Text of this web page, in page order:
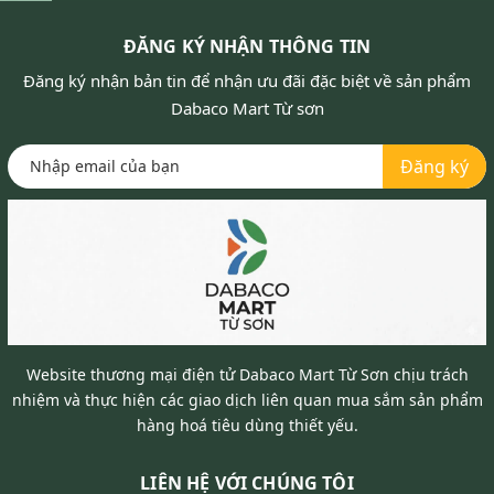
ĐĂNG KÝ NHẬN THÔNG TIN
Đăng ký nhận bản tin để nhận ưu đãi đặc biệt về sản phẩm
Dabaco Mart Từ sơn
Đăng ký
Website thương mại điện tử Dabaco Mart Từ Sơn chịu trách
nhiệm và thực hiện các giao dịch liên quan mua sắm sản phẩm
hàng hoá tiêu dùng thiết yếu.
LIÊN HỆ VỚI CHÚNG TÔI